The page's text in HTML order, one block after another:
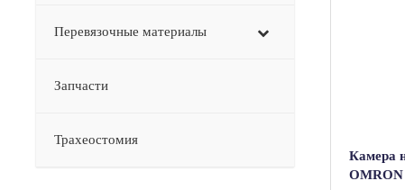
Камера
OMRON
Перевязочные материалы
Запчасти
Трахеостомия